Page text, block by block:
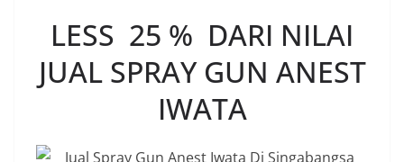
LESS 25 % DARI NILAI
JUAL SPRAY GUN ANEST
IWATA